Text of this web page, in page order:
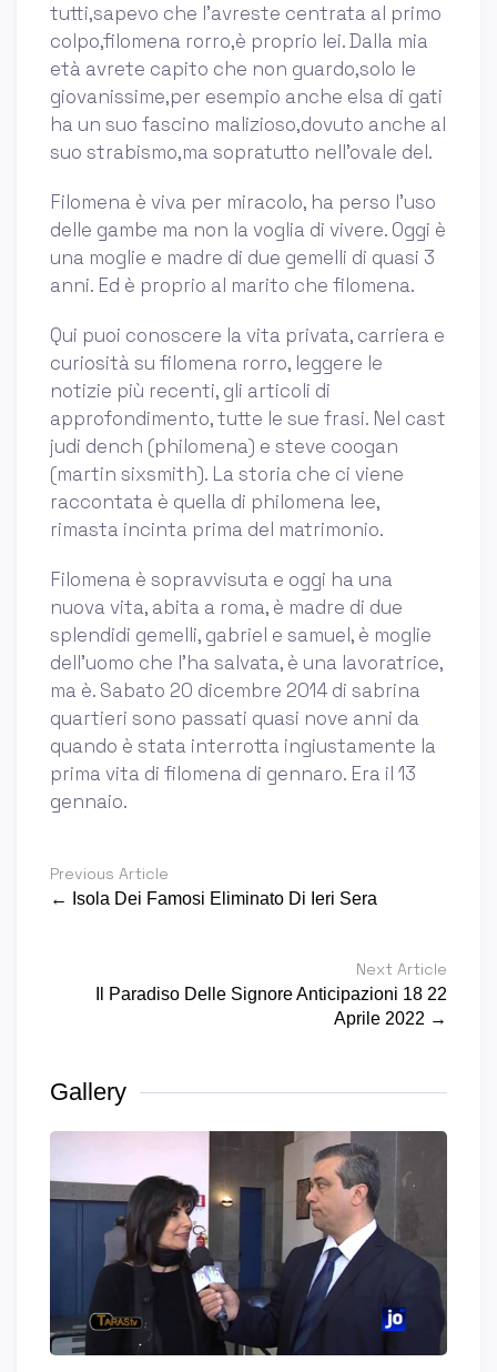
tutti,sapevo che l'avreste centrata al primo
colpo,filomena rorro,è proprio lei. Dalla mia
età avrete capito che non guardo,solo le
giovanissime,per esempio anche elsa di gati
ha un suo fascino malizioso,dovuto anche al
suo strabismo,ma sopratutto nell'ovale del.
Filomena è viva per miracolo, ha perso l’uso
delle gambe ma non la voglia di vivere. Oggi è
una moglie e madre di due gemelli di quasi 3
anni. Ed è proprio al marito che filomena.
Qui puoi conoscere la vita privata, carriera e
curiosità su filomena rorro, leggere le
notizie più recenti, gli articoli di
approfondimento, tutte le sue frasi. Nel cast
judi dench (philomena) e steve coogan
(martin sixsmith). La storia che ci viene
raccontata è quella di philomena lee,
rimasta incinta prima del matrimonio.
Filomena è sopravvisuta e oggi ha una
nuova vita, abita a roma, è madre di due
splendidi gemelli, gabriel e samuel, è moglie
dell’uomo che l’ha salvata, è una lavoratrice,
ma è. Sabato 20 dicembre 2014 di sabrina
quartieri sono passati quasi nove anni da
quando è stata interrotta ingiustamente la
prima vita di filomena di gennaro. Era il 13
gennaio.
Previous Article
← Isola Dei Famosi Eliminato Di Ieri Sera
Next Article
Il Paradiso Delle Signore Anticipazioni 18 22
Aprile 2022 →
Gallery